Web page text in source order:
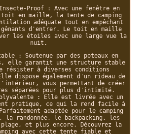
Proof : Avec une fenêtre en
en maille, la tente de camping
adéquate tout en empêchant
d'entrer. Le toit en maille
les étoiles avec une large vue la
nuit.
: Soutenue par des poteaux en
elle garantit une structure stable
résister à diverses conditions
dispose également d'un rideau de
vous permettant de créer
séparées pour plus d'intimité.
: Elle est livrée avec un
pratique, ce qui la rend facile à
adaptée pour le camping
randonnée, le backpacking, les
et plus encore. Découvrez la
avec cette tente fiable et